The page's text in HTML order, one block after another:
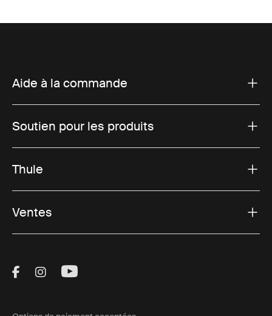
Aide à la commande
Soutien pour les produits
Thule
Ventes
Visit Thule on Facebook (external link)
Visit Thule on Instagram (external link)
Visit Thule on Youtube (external